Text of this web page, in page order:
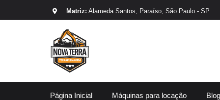
Matriz: Alameda Santos, Paraíso, São Paulo - SP
Página Inicial Máquinas para locação Blog